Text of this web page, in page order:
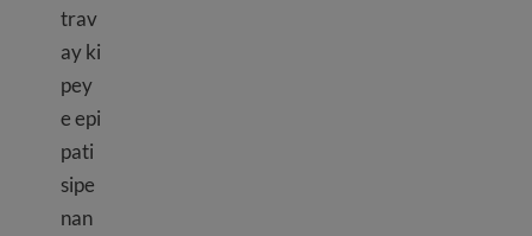
trav
ay ki
pey
e epi
pati
sipe
nan